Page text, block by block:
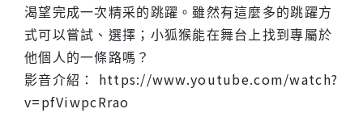
渴望完成一次精采的跳躍。雖然有這麼多的跳躍方
式可以嘗試、選擇；小狐猴能在舞台上找到專屬於
他個人的一條路嗎？
影音介紹： https://www.youtube.com/watch?
v=pfViwpcRrao